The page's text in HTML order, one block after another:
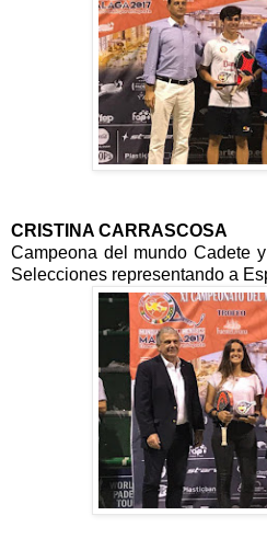
CRISTINA CARRASCOSA
Campeona del mundo Cadete
Selecciones representando a